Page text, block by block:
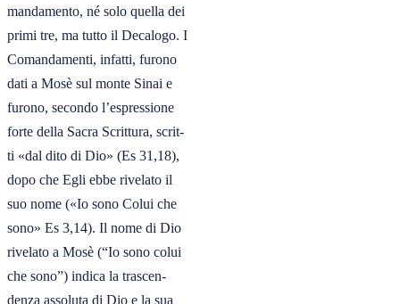
mandamento, né solo quella dei
primi tre, ma tutto il Decalogo. I
Comandamenti, infatti, furono
dati a Mosè sul monte Sinai e
furono, secondo l’espressione
forte della Sacra Scrittura, scrit-
ti «dal dito di Dio» (Es 31,18),
dopo che Egli ebbe rivelato il
suo nome («Io sono Colui che
sono» Es 3,14). Il nome di Dio
rivelato a Mosè (“Io sono colui
che sono”) indica la trascen-
denza assoluta di Dio e la sua